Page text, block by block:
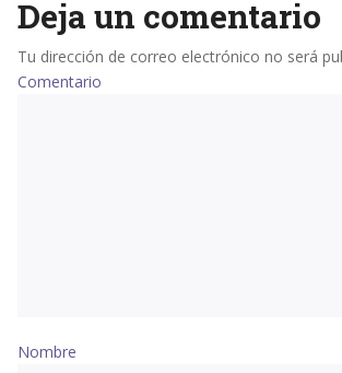
Deja un comentario
Tu dirección de correo electrónico no será
Comentario
Nombre